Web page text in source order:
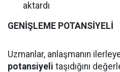
aktardı
GENİŞLEME POTANSİYELİ
Uzmanlar, anlaşmanın
potansiyeli taşıdığını